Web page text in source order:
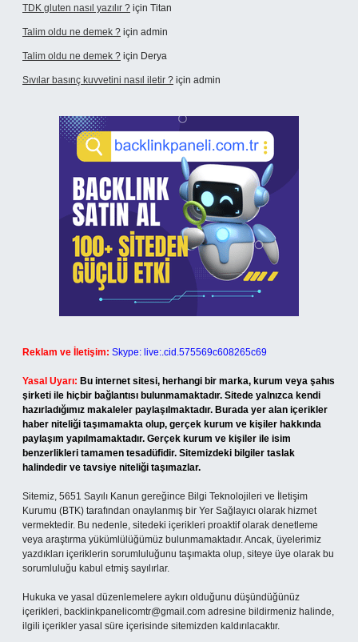
TDK gluten nasıl yazılır ? için Titan
Talim oldu ne demek ? için admin
Talim oldu ne demek ? için Derya
Sıvılar basınç kuvvetini nasıl iletir ? için admin
Reklam ve İletişim: Skype: live:.cid.575569c608265c69
Yasal Uyarı: Bu internet sitesi, herhangi bir marka, kurum veya şahıs
şirketi ile hiçbir bağlantısı bulunmamaktadır. Sitede yalnızca kendi
hazırladığımız makaleler paylaşılmaktadır. Burada yer alan içerikler
haber niteliği taşımamakta olup, gerçek kurum ve kişiler hakkında
paylaşım yapılmamaktadır. Gerçek kurum ve kişiler ile isim
benzerlikleri tamamen tesadüfidir. Sitemizdeki bilgiler taslak
halindedir ve tavsiye niteliği taşımazlar.
Sitemiz, 5651 Sayılı Kanun gereğince Bilgi Teknolojileri ve İletişim
Kurumu (BTK) tarafından onaylanmış bir Yer Sağlayıcı olarak hizmet
vermektedir. Bu nedenle, sitedeki içerikleri proaktif olarak denetleme
veya araştırma yükümlülüğümüz bulunmamaktadır. Ancak, üyelerimiz
yazdıkları içeriklerin sorumluluğunu taşımakta olup, siteye üye olarak bu
sorumluluğu kabul etmiş sayılırlar.
Hukuka ve yasal düzenlemelere aykırı olduğunu düşündüğünüz
içerikleri, backlinkpanelicomtr@gmail.com adresine bildirmeniz halinde,
ilgili içerikler yasal süre içerisinde sitemizden kaldırılacaktır.